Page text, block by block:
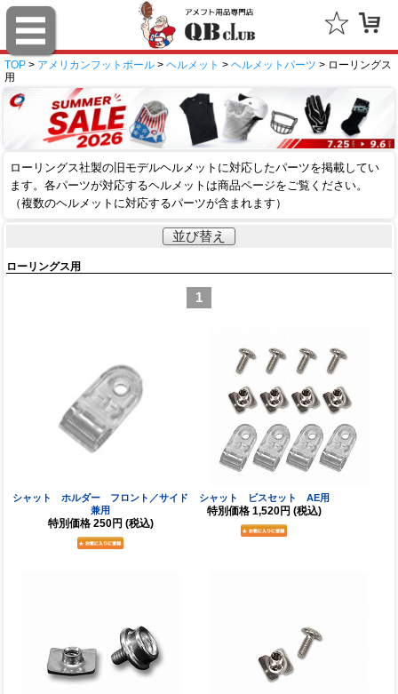
TOP > アメリカンフットボール > ヘルメット > ヘルメットパーツ > ローリングス
用
ローリングス社製の旧モデルヘルメットに対応したパーツを掲載してい
ます。各パーツが対応するヘルメットは商品ページをご覧ください。
（複数のヘルメットに対応するパーツが含まれます）
並び替え
ローリングス用
1
シャット ホルダー フロント／サイド
兼用
特別価格 250円 (税込)
シャット ビスセット AE用
特別価格 1,520円 (税込)